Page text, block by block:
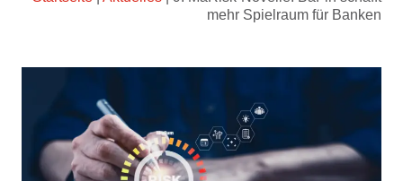
mehr Spielraum für Banken